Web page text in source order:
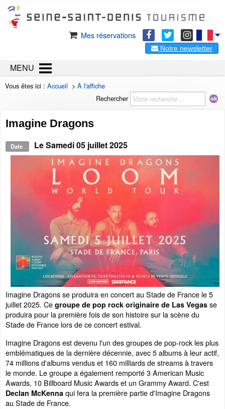
Mes réservations
Notre newsletter
MENU
Vous êtes ici : Accueil > À l'affiche
Rechercher
Imagine Dragons
Date LeSamedi 05 juillet 2025
Imagine Dragons se produira en concert au Stade de France le 5
juillet 2025. Ce groupe de pop rock originaire de Las Vegas se
produira pour la première fois de son histoire sur la scène du
Stade de France lors de ce concert estival.
Imagine Dragons est devenu l'un des groupes de pop-rock les plus
emblématiques de la dernière décennie, avec 5 albums à leur actif,
74 millions d'albums vendus et 160 milliards de streams à travers
le monde. Le groupe a également remporté 3 American Music
Awards, 10 Billboard Music Awards et un Grammy Award. C'est
Declan McKenna qui fera la première partie d'Imagine Dragons
au Stade de France.